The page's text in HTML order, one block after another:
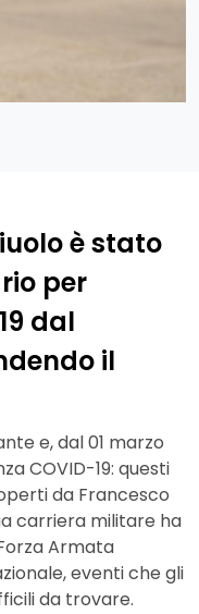
è stato
per
dal
il
e, dal 01 marzo
COVID-19: questi
da Francesco
carriera militare ha
Armata
eventi che gli
da trovare.